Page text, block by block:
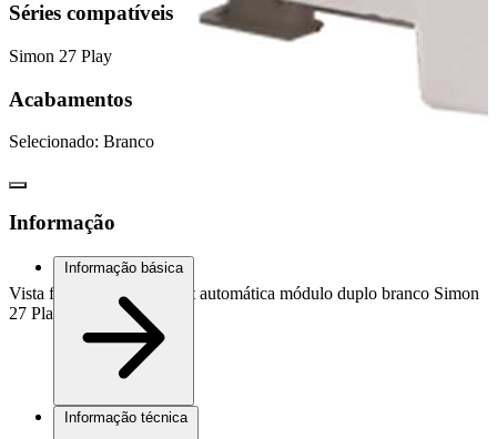
Vista frontal Cigarra bivolt automática módulo duplo branco Simon
27 Play
Séries compatíveis
Simon 27 Play
Acabamentos
Selecionado: Branco
Informação